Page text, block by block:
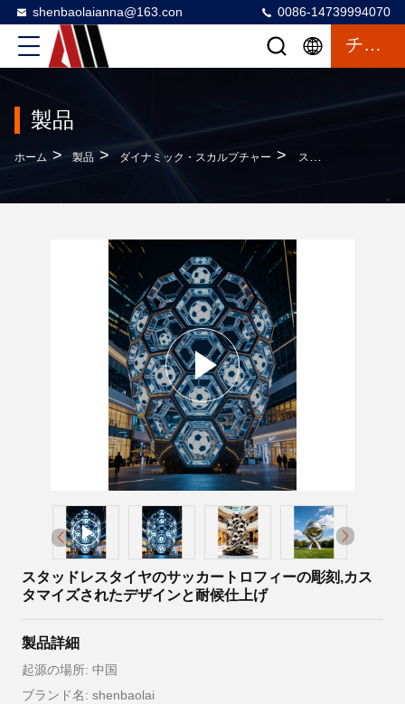
shenbaolaianna@163.con 0086-14739994070
チャットによるご相談
製品
ホーム > 製品 > ダイナミック・スカルプチャー > スタッドレスタイヤのサッカートロフィーの彫刻,カスタマイズされたデザインと耐候仕上げ
スタッドレスタイヤのサッカートロフィーの彫刻,カス
タマイズされたデザインと耐候仕上げ
製品詳細
起源の場所: 中国
ブランド名: shenbaolai